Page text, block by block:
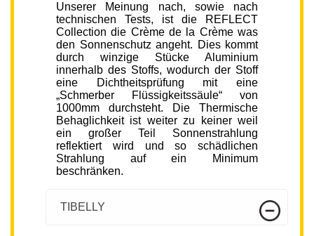
Unserer Meinung nach, sowie nach
technischen Tests, ist die REFLECT
Collection die Crème de la Crème was
den Sonnenschutz angeht. Dies kommt
durch winzige Stücke Aluminium
innerhalb des Stoffs, wodurch der Stoff
eine Dichtheitsprüfung mit eine
„Schmerber Flüssigkeitssäule“ von
1000mm durchsteht. Die Thermische
Behaglichkeit ist weiter zu keiner weil
ein großer Teil Sonnenstrahlung
reflektiert wird und so schädlichen
Strahlung auf ein Minimum
beschränken.
TIBELLY